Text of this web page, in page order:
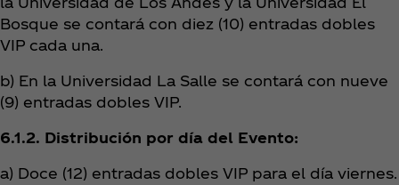
Bosque se contará con diez (10) entradas dobles
VIP cada una.
b) En la Universidad La Salle se contará con nueve
(9) entradas dobles VIP.
6.1.2. Distribución por día del Evento:
a) Doce (12) entradas dobles VIP para el día viernes.